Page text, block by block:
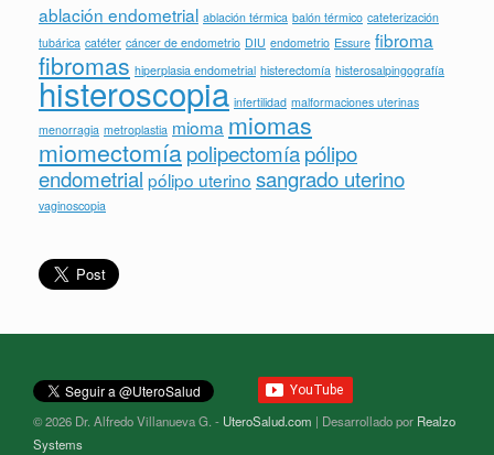
ablación endometrial ablación térmica balón térmico cateterización
tubárica catéter cáncer de endometrio DIU endometrio Essure fibroma
fibromas hiperplasia endometrial histerectomía histerosalpingografía
histeroscopia infertilidad malformaciones uterinas
menorragia metroplastia mioma miomas
miomectomíapolipectomíapólipo
endometrial pólipo uterino sangrado uterino
vaginoscopia
© 2026 Dr. Alfredo Villanueva G. - UteroSalud.com | Desarrollado por Realzo
Systems